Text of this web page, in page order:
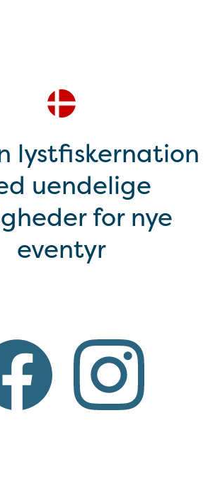
lystfiskernation
uendelige
for nye
eventyr